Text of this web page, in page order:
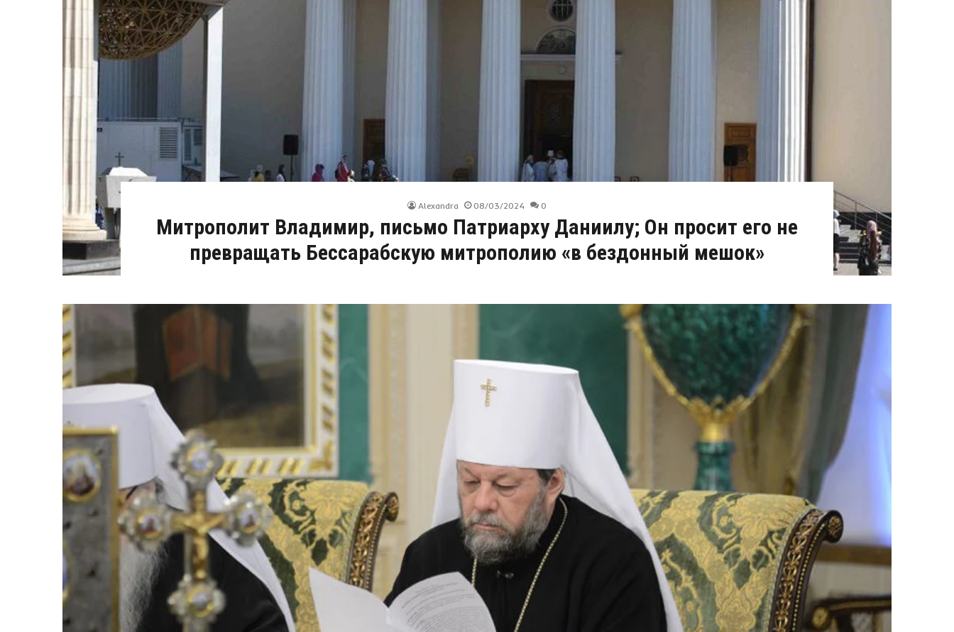
Alexandra 08/03/2024 0
Митрополит Владимир, письмо Патриарху Даниилу; Он просит его не
превращать Бессарабскую митрополию «в бездонный мешок»